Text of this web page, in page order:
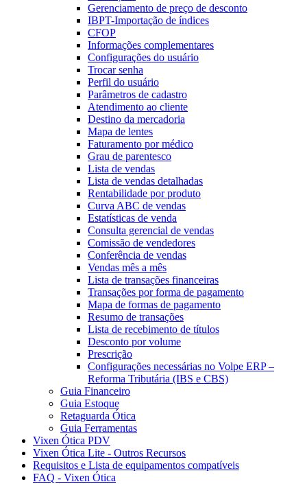
Gerenciamento de preço de desconto
IBPT-Importação de índices
CFOP
Informações complementares
Configurações do usuário
Trocar senha
Perfil do usuário
Parâmetros de cadastro
Atendimento ao cliente
Destino da mercadoria
Mapa de lentes
Faturamento por médico
Grau de parentesco
Lista de vendas
Lista de vendas detalhadas
Rentabilidade por produto
Curva ABC de vendas
Estatísticas de venda
Consulta gerencial de vendas
Comissão de vendedores
Conferência de vendas
Vendas mês a mês
Lista de transações financeiras
Transações por forma de pagamento
Mapa de formas de pagamento
Resumo de transações
Lista de recebimento de títulos
Desconto por volume
Prescrição
Configurações necessárias no Volpe ERP –
Reforma Tributária (IBS e CBS)
Guia Financeiro
Guia Estoque
Retaguarda Ótica
Guia Ferramentas
Vixen Ótica PDV
Vixen Ótica Lite - Outros Recursos
Requisitos e Lista de equipamentos compatíveis
FAQ - Vixen Ótica